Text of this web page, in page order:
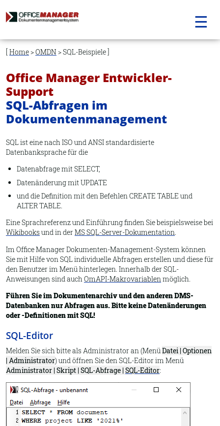
Navigation
überspringen
☰
Home >OMDN > SQL-Beispiele
Office Manager Entwickler-
Support
SQL-Abfragen im
Dokumentenmanagement
SQL ist eine nach ISO und ANSI standardisierte
Datenbanksprache für die
Datenabfrage mit SELECT,
Datenänderung mit UPDATE
und die Definition mit den Befehlen CREATE TABLE und
ALTER TABLE.
Eine Sprachreferenz und Einführung finden Sie beispielsweise bei
Wikibooks und in derMS SQL-Server-Dokumentation.
Im Office Manager Dokumenten-Management-System können
Sie mit Hilfe von SQL individuelle Abfragen erstellen und diese für
den Benutzer im Menü hinterlegen. Innerhalb der SQL-
Anweisungen sind auch OmAPI-Makrovariablen möglich.
Führen Sie im Dokumentenarchiv und den anderen DMS-
Datenbanken nur Abfragen aus. Bitte keine Datenänderungen
oder -Definitionen mit SQL!
SQL-Editor
Melden Sie sich bitte als Administrator an (Menü Datei | Optionen
| Administrator) und öffnen Sie den SQL-Editor im Menü
Administrator | Skript | SQL-Abfrage | SQL-Editor: